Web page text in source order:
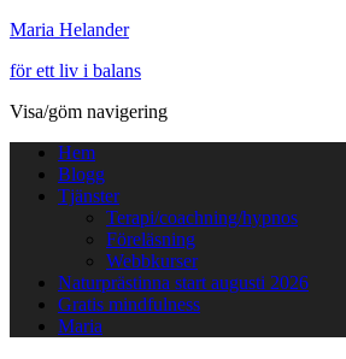
Maria Helander
för ett liv i balans
Visa/göm navigering
Hem
Blogg
Tjänster
Terapi/coachning/hypnos
Föreläsning
Webbkurser
Naturprästinna start augusti 2026
Gratis mindfulness
Maria